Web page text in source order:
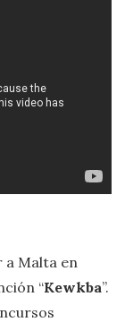
Malta en
“Kewkba”.